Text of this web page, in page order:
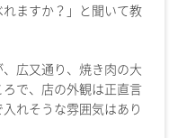
ますか？」と聞いて教
広又通り、焼き肉の大
で、店の外観は正直言
れそうな雰囲気はあり